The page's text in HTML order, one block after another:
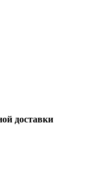
доставки